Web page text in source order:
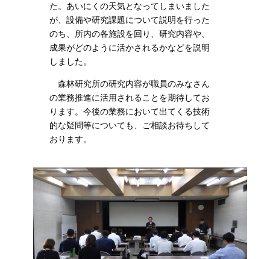
た。あいにくの天気となってしまいました
が、設備や研究課題について説明を行った
のち、所内の各施設を回り、研究内容や、
成果がどのように活かされるかなどを説明
しました。
森林研究所の研究内容が職員のみなさん
の業務推進に活用されることを期待してお
ります。今後の業務において出てくる技術
的な疑問等についても、ご相談お待ちして
おります。